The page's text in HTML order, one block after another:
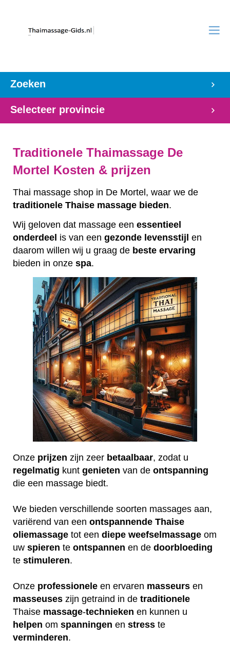
Zoeken
Selecteer provincie
Traditionele Thaimassage De
Mortel Kosten & prijzen
Thai massage shop in De Mortel, waar we de
traditionele Thaise massage bieden.
Wij geloven dat massage een essentieel
onderdeel is van een gezonde levensstijl en
daarom willen wij u graag de beste ervaring
bieden in onze spa.
Onze prijzen zijn zeer betaalbaar, zodat u
regelmatig kunt genieten van de ontspanning
die een massage biedt.
We bieden verschillende soorten massages aan,
variërend van een ontspannende Thaise
oliemassage tot een diepe weefselmassage om
uw spieren te ontspannen en de doorbloeding
te stimuleren.
Onze professionele en ervaren masseurs en
masseuses zijn getraind in de traditionele
Thaise massage-technieken en kunnen u
helpen om spanningen en stress te
verminderen.